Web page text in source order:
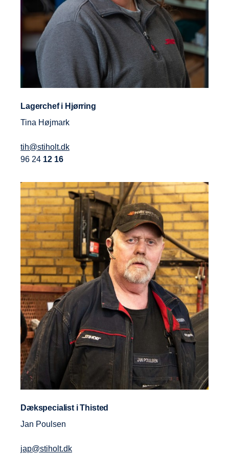
Lagerchef i Hjørring
Tina Højmark
tih@stiholt.dk
96 24 12 16
Dækspecialist i Thisted
Jan Poulsen
jap@stiholt.dk